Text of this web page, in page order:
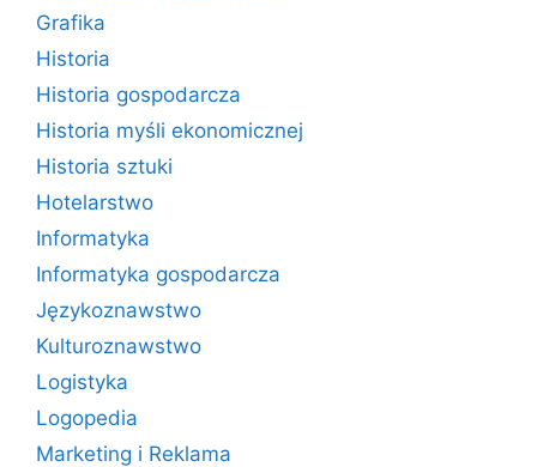
Grafika
Historia
Historia gospodarcza
Historia myśli ekonomicznej
Historia sztuki
Hotelarstwo
Informatyka
Informatyka gospodarcza
Językoznawstwo
Kulturoznawstwo
Logistyka
Logopedia
Marketing i Reklama